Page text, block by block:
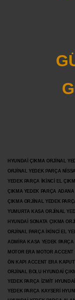
HYUNDAİ ÇIKMA ORJİNAL
ORJİNAL YEDEK PARÇA
YEDEK PARÇA İKİNCİ EL
ÇIKMA YEDEK PARÇA
ÇIKMA ORJİNAL YEDEK
YUMURTA KASA ORJİNAL
HYUNDAİ SONATA ÇIKMA
ORJİNAL PARÇA İKİNCİ EL
ADMİRA KASA YEDEK
MOTOR ERA MOTOR ACCENT
ÖN KAPI ACCENT ERA
ORJİNAL BOLU HYUNDAİ
YEDEK PARÇA İZMİT
YEDEK PARÇA KAYSERİ